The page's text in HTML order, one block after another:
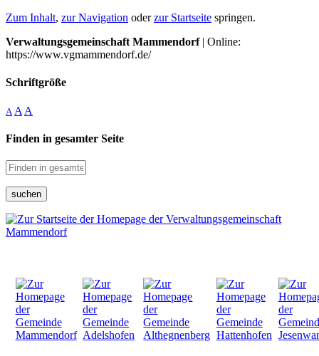
Zum Inhalt, zur Navigation oderzur Startseite springen.
Verwaltungsgemeinschaft Mammendorf| Online:
https://www.vgmammendorf.de/
Schriftgröße
A A A
Finden in gesamter Seite
suchen